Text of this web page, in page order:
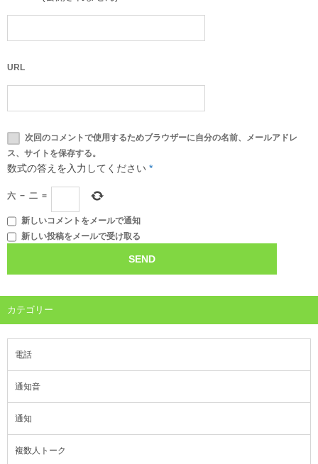
URL
次回のコメントで使用するためブラウザーに自分の名前、メールアドレ
ス、サイトを保存する。
数式の答えを入力してください *
六 − 二 =
新しいコメントをメールで通知
新しい投稿をメールで受け取る
カテゴリー
電話
通知音
通知
複数人トーク